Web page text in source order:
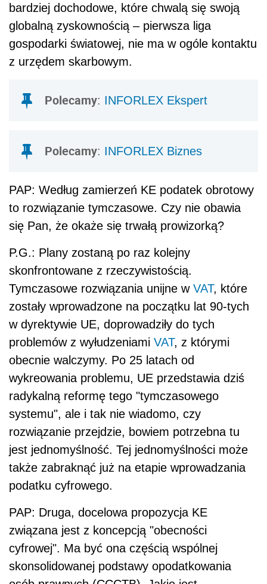
bardziej dochodowe, które chwalą się swoją
globalną zyskownością – pierwsza liga
gospodarki światowej, nie ma w ogóle kontaktu
z urzędem skarbowym.
Polecamy: INFORLEX Ekspert
Polecamy: INFORLEX Biznes
PAP: Według zamierzeń KE podatek obrotowy
to rozwiązanie tymczasowe. Czy nie obawia
się Pan, że okaże się trwałą prowizorką?
P.G.: Plany zostaną po raz kolejny
skonfrontowane z rzeczywistością.
Tymczasowe rozwiązania unijne w VAT, które
zostały wprowadzone na początku lat 90-tych
w dyrektywie UE, doprowadziły do tych
problemów z wyłudzeniami VAT, z którymi
obecnie walczymy. Po 25 latach od
wykreowania problemu, UE przedstawia dziś
radykalną reformę tego "tymczasowego
systemu", ale i tak nie wiadomo, czy
rozwiązanie przejdzie, bowiem potrzebna tu
jest jednomyślność. Tej jednomyślności może
także zabraknąć już na etapie wprowadzania
podatku cyfrowego.
PAP: Druga, docelowa propozycja KE
związana jest z koncepcją "obecności
cyfrowej". Ma być ona częścią wspólnej
skonsolidowanej podstawy opodatkowania